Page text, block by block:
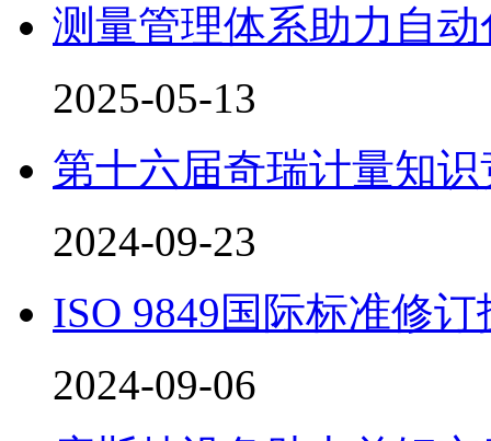
测量管理体系助力自
2025-05-13
第十六届奇瑞计量知
2024-09-23
ISO 9849国际标准修
2024-09-06